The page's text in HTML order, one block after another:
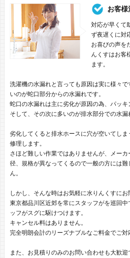
お客様
対応が早くて
ず夜遅くに対
お喜びの声を
んくすはお客
ます。
洗濯機の水漏れと言っても原因は実に様々
いのが蛇口部分からの水漏れです。
蛇口の水漏れは主に劣化が原因の為、パッキ
そして、その次に多いのが排水部分での水漏
劣化してくると排水ホースに穴が空いてし
修理します。
さほど難しい作業ではありませんが、メー
径、規格が異なってくるので一般の方には
ん。
しかし、そんな時はお気軽に水りんくすにお
東京都品川区近郊を常にスタッフがを巡回
ッフがスグに駆けつけます。
キャンセル料はありません。
完全明朗会計のリーズナブルなご料金でご対
また、お見積りのみのお問い合わせも大歓迎